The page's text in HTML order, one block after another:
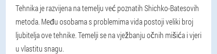
Tehnika je razvijena na temelju već poznatih Shichko-Batesovih
metoda. Među osobama s problemima vida postoji veliki broj
ljubitelja ove tehnike. Temelji se na vježbanju očnih mišića i vjeri
u vlastitu snagu.